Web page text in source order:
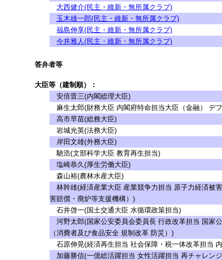
大西健介(民主・維新・無所属クラブ)
玉木雄一郎(民主・維新・無所属クラブ)
福島伸享(民主・維新・無所属クラブ)
今井雅人(民主・維新・無所属クラブ)
答弁者等
大臣等（建制順）：
安倍晋三(内閣総理大臣)
麻生太郎(財務大臣 内閣府特命担当大臣（金融） デ
高市早苗(総務大臣)
岩城光英(法務大臣)
岸田文雄(外務大臣)
馳浩(文部科学大臣 教育再生担当)
塩崎恭久(厚生労働大臣)
森山裕(農林水産大臣)
林幹雄(経済産業大臣 産業競争力担当 原子力経済被
害賠償・廃炉等支援機構）)
石井啓一(国土交通大臣 水循環政策担当)
河野太郎(国家公安委員会委員長 行政改革担当 国家
（消費者及び食品安全 規制改革 防災）)
石原伸晃(経済再生担当 社会保障・税一体改革担当
加藤勝信(一億総活躍担当 女性活躍担当 再チャレン